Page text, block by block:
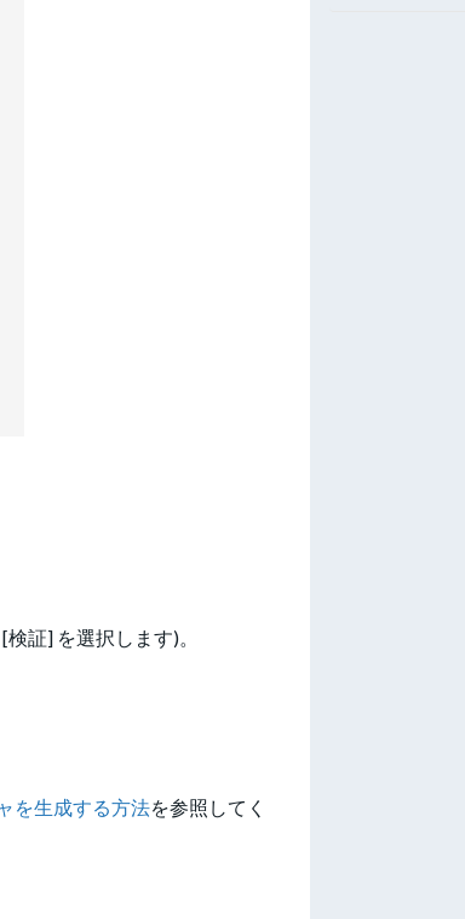
証] を選択します)。
を生成する方法を参照してく